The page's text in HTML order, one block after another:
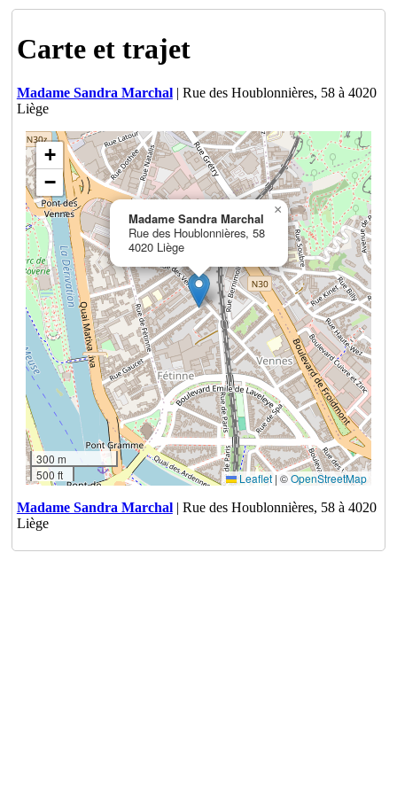
Carte et trajet
Madame Sandra Marchal| Rue des Houblonnières, 58 à 4020
Liège
Madame Sandra Marchal
Rue des Houblonnières, 58
4020 Liège
×
+
−
300 m
500 ft
Leaflet | ©OpenStreetMap
Madame Sandra Marchal| Rue des Houblonnières, 58 à 4020
Liège